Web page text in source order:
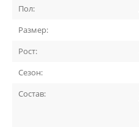
Пол:
Размер:
Рост:
Сезон:
Состав: